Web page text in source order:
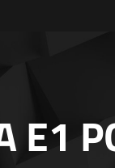
E1